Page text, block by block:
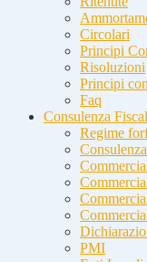
Circolari
Principi
Risoluzioni
Principi
Faq
Consulenza
Regime
PMI